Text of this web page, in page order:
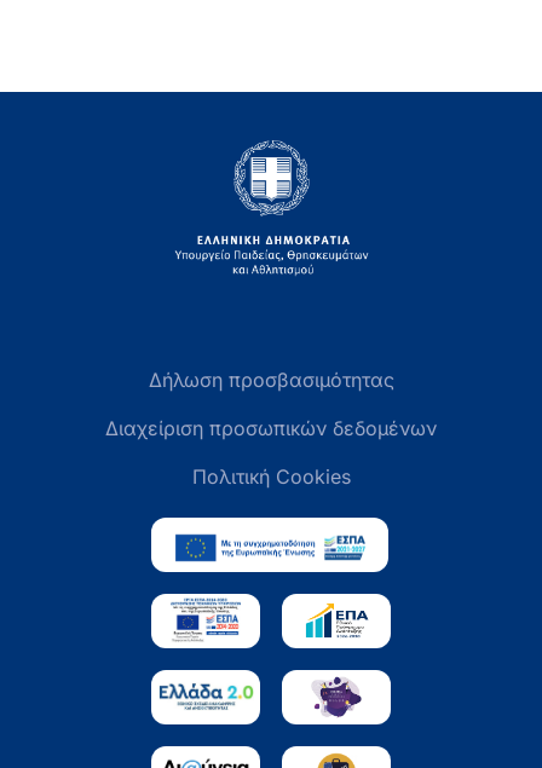
Δήλωση προσβασιμότητας
Διαχείριση προσωπικών δεδομένων
Πολιτική Cookies